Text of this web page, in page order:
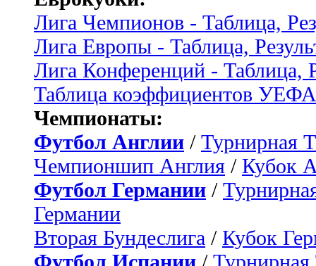
Лига Чемпионов - Таблица,
Лига Европы - Таблица,
Лига Конференций - Таблица,
Таблица коэффициентов УЕФА
Чемпионаты:
Футбол Англии / Турнирная
Чемпионшип Англия / Кубок
Футбол Германии /
Германии
Вторая Бундеслига / Кубок
Футбол Испании / Турнирная